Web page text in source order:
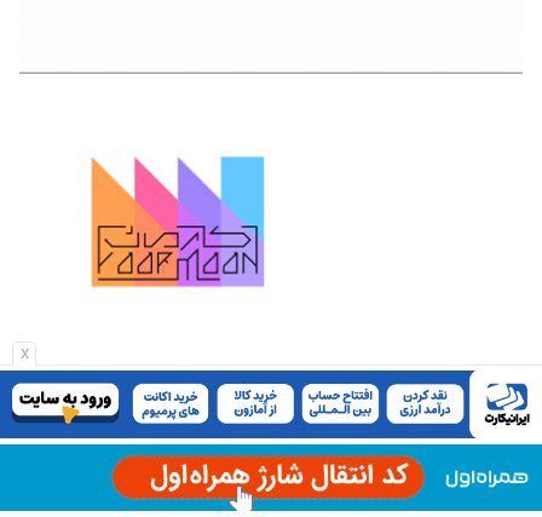
x
تحریریه
مهرک محمودی
سردبیر